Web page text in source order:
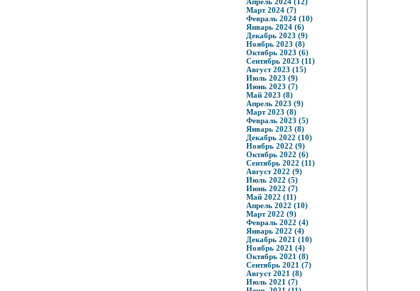
Март 2024 (7)
Февраль 2024 (10)
Январь 2024 (6)
Декабрь 2023 (9)
Ноябрь 2023 (8)
Октябрь 2023 (6)
Сентябрь 2023 (11)
Август 2023 (15)
Июль 2023 (9)
Июнь 2023 (7)
Май 2023 (8)
Апрель 2023 (9)
Март 2023 (8)
Февраль 2023 (5)
Январь 2023 (8)
Декабрь 2022 (10)
Ноябрь 2022 (9)
Октябрь 2022 (6)
Сентябрь 2022 (11)
Август 2022 (9)
Июль 2022 (5)
Июнь 2022 (7)
Май 2022 (11)
Апрель 2022 (10)
Март 2022 (9)
Февраль 2022 (4)
Январь 2022 (4)
Декабрь 2021 (10)
Ноябрь 2021 (4)
Октябрь 2021 (8)
Сентябрь 2021 (7)
Август 2021 (8)
Июль 2021 (7)